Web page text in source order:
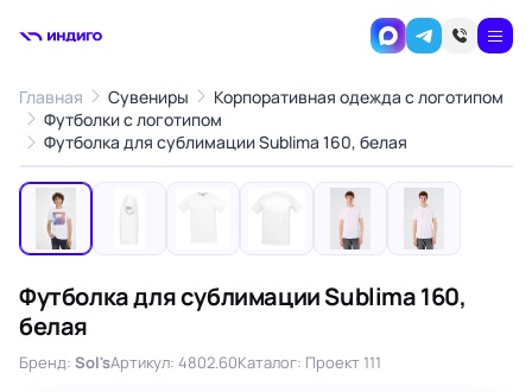
Главная Сувениры
Корпоративная одежда с логотипом
Футболки с логотипом
Футболка для сублимации Sublima 160, белая
‹ ›
Футболка для сублимации Sublima 160,
белая
Бренд: Sol'sАртикул: 4802.60Каталог: Проект 111